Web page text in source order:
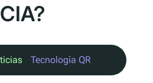
Tecnología QR